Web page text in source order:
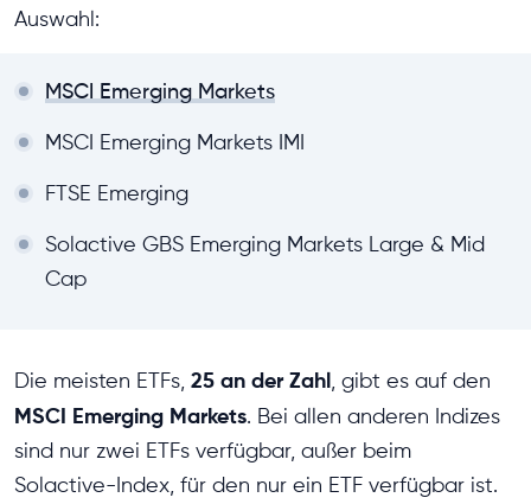
Auswahl:
MSCI Emerging Markets
MSCI Emerging Markets IMI
FTSE Emerging
Solactive GBS Emerging Markets Large & Mid
Cap
Die meisten ETFs, 25 an der Zahl, gibt es auf den
MSCI Emerging Markets. Bei allen anderen Indizes
sind nur zwei ETFs verfügbar, außer beim
Solactive-Index, für den nur ein ETF verfügbar ist.